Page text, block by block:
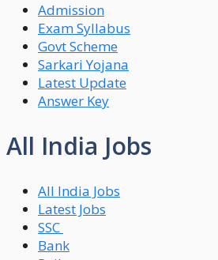
Admission
Exam Syllabus
Govt Scheme
Sarkari Yojana
Latest Update
Answer Key
All India Jobs
All India Jobs
Latest Jobs
SSC
Bank